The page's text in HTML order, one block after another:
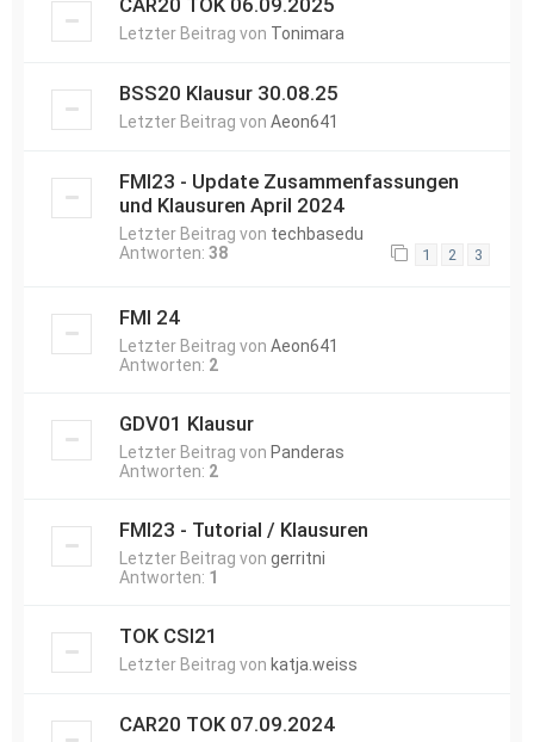
CAR20 TOK 06.09.2025
Letzter Beitrag von Tonimara
BSS20 Klausur 30.08.25
Letzter Beitrag von Aeon641
FMI23 - Update Zusammenfassungen
und Klausuren April 2024
Letzter Beitrag von techbasedu
Antworten: 38 1 2 3
FMI 24
Letzter Beitrag von Aeon641
Antworten: 2
GDV01 Klausur
Letzter Beitrag von Panderas
Antworten: 2
FMI23 - Tutorial / Klausuren
Letzter Beitrag von gerritni
Antworten: 1
TOK CSI21
Letzter Beitrag von katja.weiss
CAR20 TOK 07.09.2024